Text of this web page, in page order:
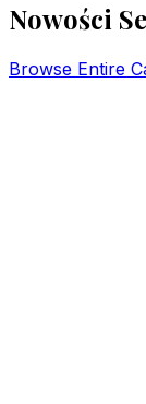
Nowości
Browse Entire